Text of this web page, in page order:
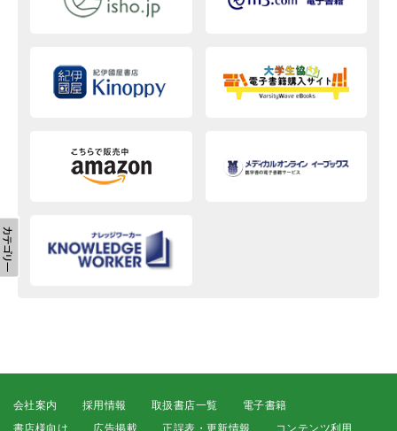
会社案内 採用情報 取扱書店一覧
電子書籍
書店様向け
広告掲載 正誤表・更新情報 コンテンツ利用